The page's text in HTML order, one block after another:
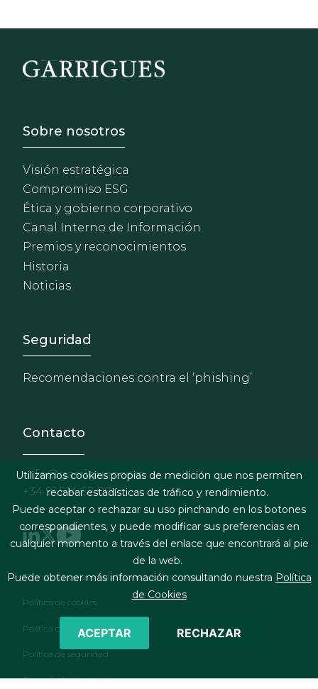
Footer - Sobre Nosotros
Sobre nosotros
Visión estratégica
Compromiso ESG
Ética y gobierno corporativo
Canal Interno de Información
Premios y reconocimientos
Historia
Noticias
Footer - Extranet y
Seguridad
Recomendaciones contra el ‘phishing’
Contacto
info@garrigues.com
+34 91 514 52 00
Footer menu
Términos legales y condiciones de contratación
Política de cookies
Política de privacidad
Política de seguridad
Formulario de contacto
Utilizamos cookies propias de medición que nos permiten
recabar estadísticas de tráfico y rendimiento.
Puede aceptar o rechazar su uso pinchando en los botones
correspondientes, y puede modificar sus preferencias en
cualquier momento a través del enlace que encontrará al pie
de la web.
Puede obtener más información consultando nuestra Política
de Cookies
ACEPTAR RECHAZAR